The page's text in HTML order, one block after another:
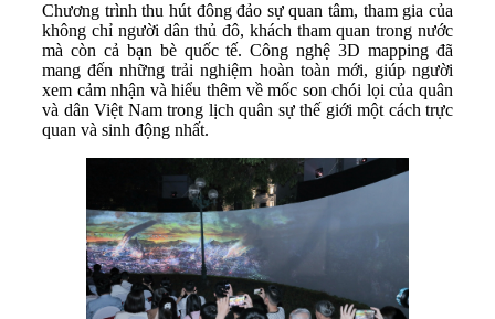
Chương trình thu hút đông đảo sự quan tâm, tham gia của
không chỉ người dân thủ đô, khách tham quan trong nước
mà còn cả bạn bè quốc tế. Công nghệ 3D mapping đã
mang đến những trải nghiệm hoàn toàn mới, giúp người
xem cảm nhận và hiểu thêm về mốc son chói lọi của quân
và dân Việt Nam trong lịch quân sự thế giới một cách trực
quan và sinh động nhất.